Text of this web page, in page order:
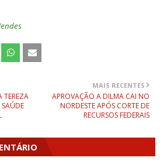
MAIS RECENTES
APROVAÇÃO A DILMA CAI NO
NORDESTE APÓS CORTE DE
RECURSOS FEDERAIS
TEREZA